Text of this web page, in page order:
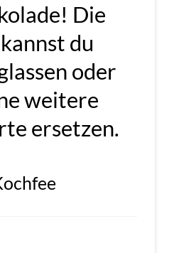
Die
du
oder
weitere
ersetzen.